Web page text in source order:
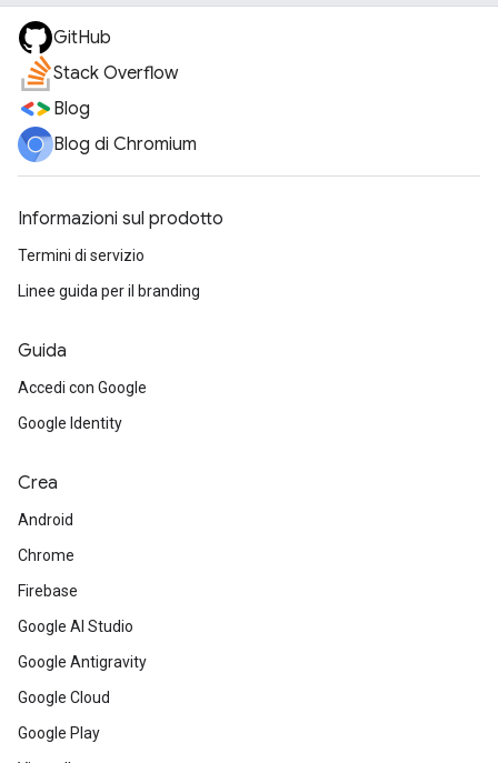
GitHub
Stack Overflow
Blog
Blog di Chromium
Informazioni sul prodotto
Termini di servizio
Linee guida per il branding
Guida
Accedi con Google
Google Identity
Crea
Android
Chrome
Firebase
Google AI Studio
Google Antigravity
Google Cloud
Google Play